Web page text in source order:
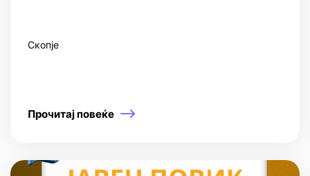
Скопје
Прочитај повеќе